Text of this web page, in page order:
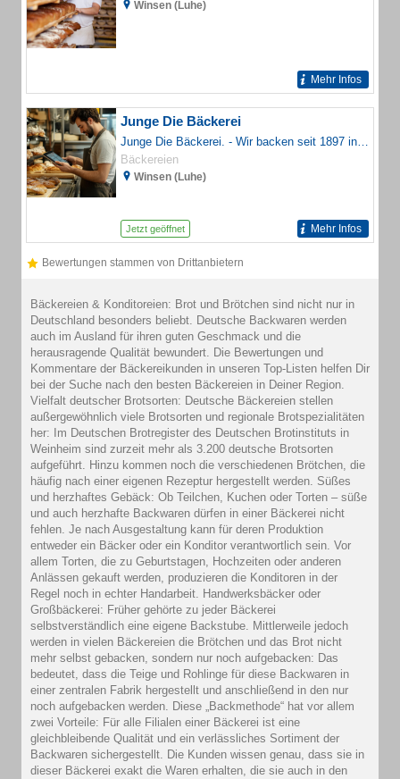
Winsen (Luhe)
Mehr Infos
Junge Die Bäckerei
Junge Die Bäckerei. - Wir backen seit 1897 in handwerklicher Tradition und mit technischer Innovation - mit Standorten in Mecklenburg-Vorpommern, Schleswig-Holstein und Hamburg. Brötchen online bestellen bei Junge geht ganz einfach! Neu! jetzt auch mit Onlineshop - bestellen Sie Ihre Snacks, Belegte Brötchen, Bäckwich, Belegte Brote, Brötchen, Brot und co. einfach vor! Hier finden Sie auch Informationen über unsere Produkte, Öffnungszeiten unserer Geschäfte und unsere Jungecard. Erstellen Sie online Ihre individuelle Fototorte - ein tolles Geschenk. Geschäfte in Lübeck, Hamburg, Rostock, Greifswald, Schwerin - Auszubildende gesucht. Brot, Brötchen, Snacks frisch aus dem Norden. Echter Genuss.
Bäckereien
Winsen (Luhe)
Jetzt geöffnet Mehr Infos
Bewertungen stammen von Drittanbietern
Bäckereien & Konditoreien: Brot und Brötchen sind nicht nur in
Deutschland besonders beliebt. Deutsche Backwaren werden
auch im Ausland für ihren guten Geschmack und die
herausragende Qualität bewundert. Die Bewertungen und
Kommentare der Bäckereikunden in unseren Top-Listen helfen Dir
bei der Suche nach den besten Bäckereien in Deiner Region.
Vielfalt deutscher Brotsorten: Deutsche Bäckereien stellen
außergewöhnlich viele Brotsorten und regionale Brotspezialitäten
her: Im Deutschen Brotregister des Deutschen Brotinstituts in
Weinheim sind zurzeit mehr als 3.200 deutsche Brotsorten
aufgeführt. Hinzu kommen noch die verschiedenen Brötchen, die
häufig nach einer eigenen Rezeptur hergestellt werden. Süßes
und herzhaftes Gebäck: Ob Teilchen, Kuchen oder Torten – süße
und auch herzhafte Backwaren dürfen in einer Bäckerei nicht
fehlen. Je nach Ausgestaltung kann für deren Produktion
entweder ein Bäcker oder ein Konditor verantwortlich sein. Vor
allem Torten, die zu Geburtstagen, Hochzeiten oder anderen
Anlässen gekauft werden, produzieren die Konditoren in der
Regel noch in echter Handarbeit. Handwerksbäcker oder
Großbäckerei: Früher gehörte zu jeder Bäckerei
selbstverständlich eine eigene Backstube. Mittlerweile jedoch
werden in vielen Bäckereien die Brötchen und das Brot nicht
mehr selbst gebacken, sondern nur noch aufgebacken: Das
bedeutet, dass die Teige und Rohlinge für diese Backwaren in
einer zentralen Fabrik hergestellt und anschließend in den nur
noch aufgebacken werden. Diese „Backmethode“ hat vor allem
zwei Vorteile: Für alle Filialen einer Bäckerei ist eine
gleichbleibende Qualität und ein verlässliches Sortiment der
Backwaren sichergestellt. Die Kunden wissen genau, dass sie in
dieser Bäckerei exakt die Waren erhalten, die sie auch in den